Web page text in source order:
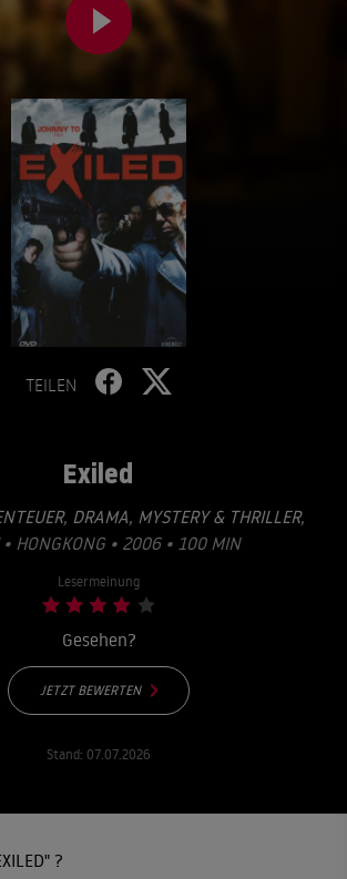
TEILEN
Exiled
, DRAMA, MYSTERY & THRILLER,
• HONGKONG • 2006 • 100 MIN
Lesermeinung
Gesehen?
JETZT BEWERTEN
Stand: 07.07.2026
?